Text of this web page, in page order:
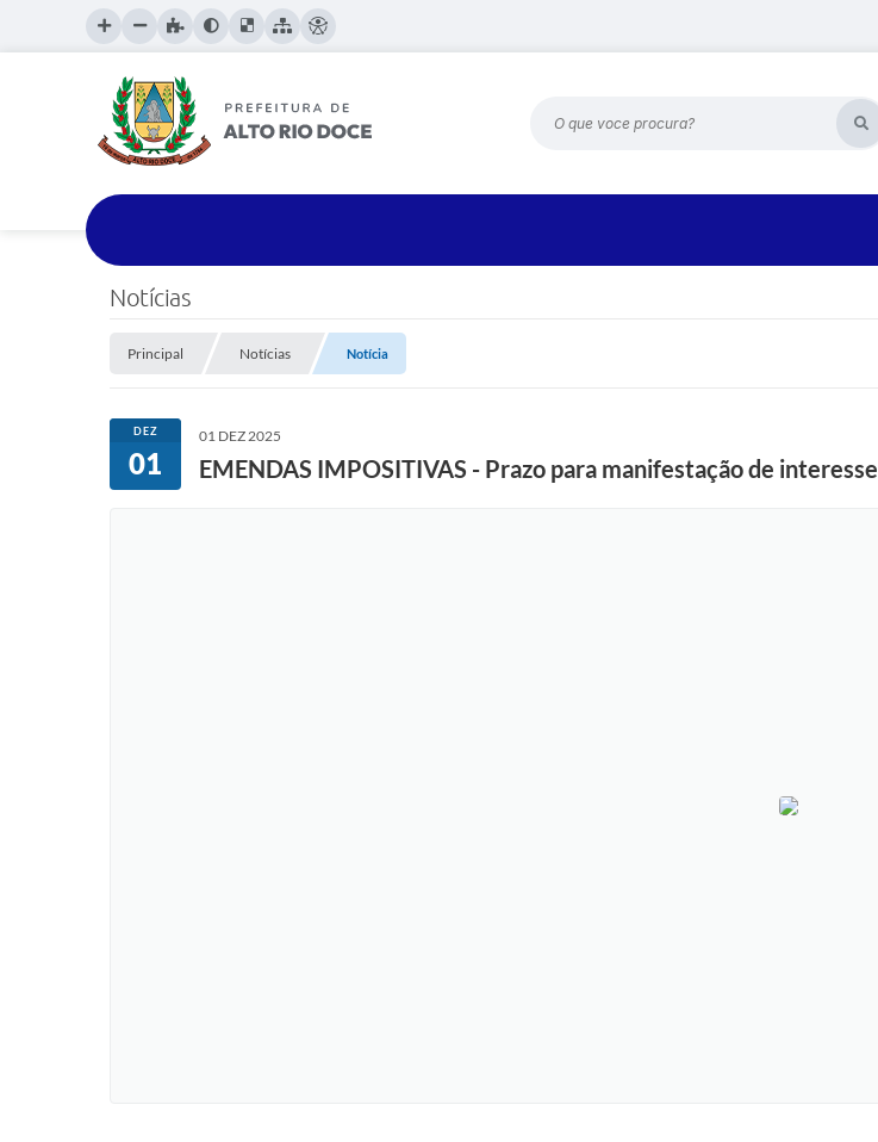
O que voce procura?
Notícias
Principal Notícias Notícia
DEZ
01
01 DEZ 2025
EMENDAS IMPOSITIVAS - Prazo para manifestação de interesse